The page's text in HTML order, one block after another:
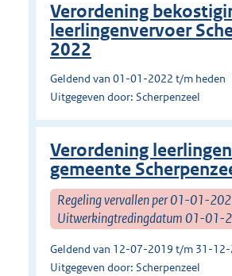
Verordening
leerlingenvervoer
2022
Geldend van 01-01-2022 t/m heden
Uitgegeven door: Scherpenzeel
Verordening
gemeente
Regeling vervallen per 01-01-
Uitwerkingtredingdatum 01-01-
Geldend van 12-07-2019 t/m 31-12-
Uitgegeven door: Scherpenzeel